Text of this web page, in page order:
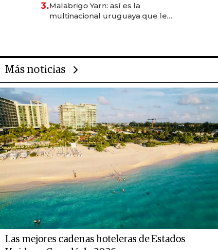
anticipación y prepara apertura
3.Malabrigo Yarn: así es la
multinacional uruguaya que le
Más noticias
Las mejores cadenas hoteleras de Estados